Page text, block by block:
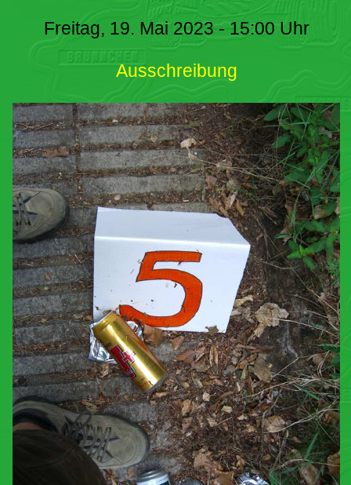
Freitag, 19. Mai 2023 - 15:00 Uhr
Ausschreibung